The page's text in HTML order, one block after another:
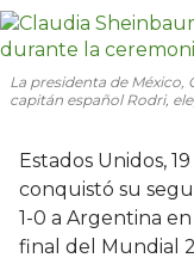
La presidenta de México,
capitán español Rodri,
Estados Unidos,
conquistó su
1-0 a Argentina
final del Mundial